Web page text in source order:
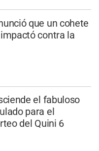
que un cohete
contra la
el fabuloso
para el
del Quini 6